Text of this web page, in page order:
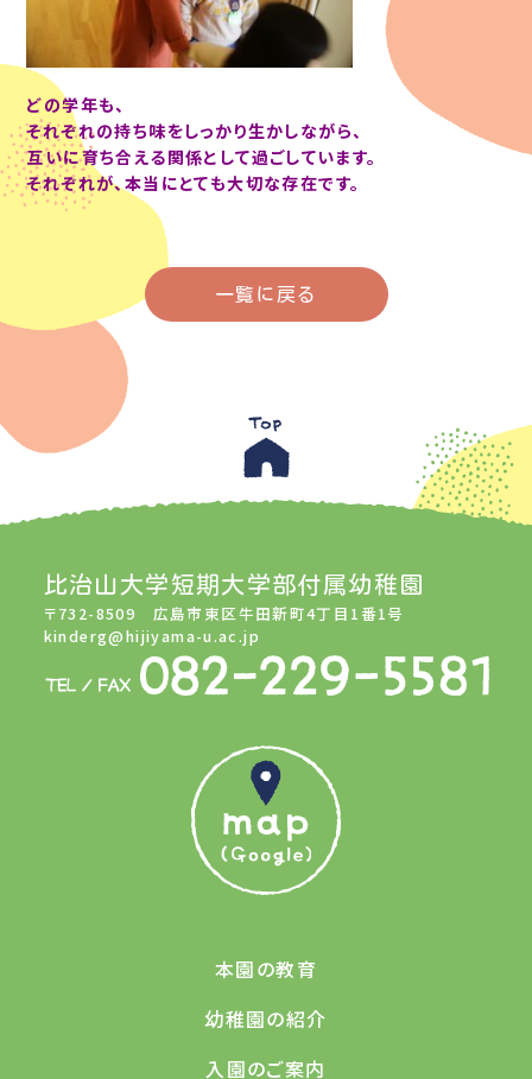
どの学年も、
それぞれの持ち味をしっかり生かしながら、
互いに育ち合える関係として過ごしています。
それぞれが、本当にとても大切な存在です。
一覧に戻る
比治山大学短期大学部付属幼稚園
〒732-8509 広島市東区牛田新町4丁目1番1号
kinderg@hijiyama-u.ac.jp
本園の教育
幼稚園の紹介
入園のご案内